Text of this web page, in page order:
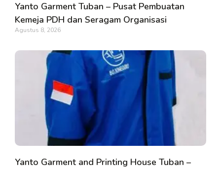
Yanto Garment Tuban – Pusat Pembuatan
Kemeja PDH dan Seragam Organisasi
Agustus 8, 2026
Yanto Garment and Printing House Tuban –